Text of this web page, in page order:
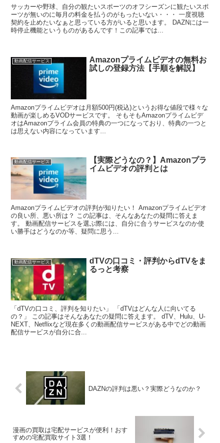
サッカーや野球、自分の観たいスポーツのオフシーズンに観たいスポ
ーツが無いのに毎月の料金を払うのがもったいない・・・ 一度視聴
契約を止めたいなぁと思っている方がいると思います。 DAZNには一
時停止機能というものがあるんです！この記事では...
動画配信サービス
Amazonプライムビデオの無料お
試しの登録方法【手順を解説】
Amazonプライムビデオは月額500円(税込)というお得な値段で様々な
動画が楽しめるVODサービスです。 そもそもAmazonプライムビデ
オはAmazonプライム会員の特典の一つになっており、特典の一つと
は思えない内容になっています...
動画配信サービス
【実際どうなの？】Amazonプラ
イムビデオの評判とは
Amazonプライムビデオの評判が知りたい！ Amazonプライムビデオ
の良い所、悪い所は？ この記事は、そんなあなたの疑問に答えま
す。 動画配信サービスを選ぶ際には、自分に合うサービスなのか使
い勝手はどうなのか等、疑問に思う...
動画配信サービス
dTVの口コミ・評判からdTVをま
るっと考察
「dTVの口コミ、評判を知りたい」 「dTVはどんな人に向いてる
の？」 この記事はそんなあなたの疑問に答えます。 dTV、Hulu、U-
NEXT、Netflixなど現在多くの動画配信サービスがある中でどの動画
配信サービスが自分に合...
DAZNの評判は悪い？実際どうなのか？
漫画の買取は宅配サービスが便利！おす
すめの宅配買取サイト3選！